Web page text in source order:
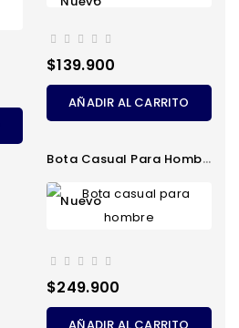
Precio
$139.900
AÑADIR AL CARRITO
Bota Casual Para Hombre
Nuevo
Precio
$249.900